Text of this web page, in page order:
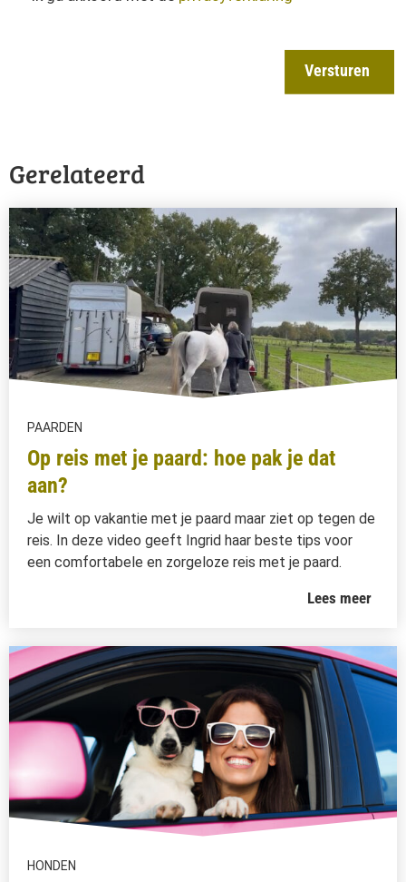
Versturen
Gerelateerd
PAARDEN
Op reis met je paard: hoe pak je dat
aan?
Je wilt op vakantie met je paard maar ziet op tegen de
reis. In deze video geeft Ingrid haar beste tips voor
een comfortabele en zorgeloze reis met je paard.
Lees meer
HONDEN